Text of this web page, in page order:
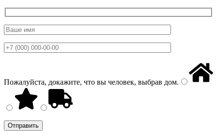
Пожалуйста, докажите, что вы человек, выбрав дом.